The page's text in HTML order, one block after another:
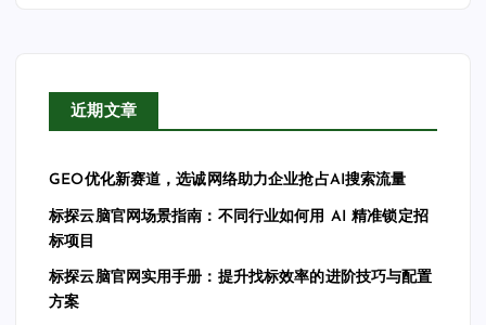
近期文章
GEO优化新赛道，选诚网络助力企业抢占AI搜索流量
标探云脑官网场景指南：不同行业如何用 AI 精准锁定招
标项目
标探云脑官网实用手册：提升找标效率的进阶技巧与配置
方案